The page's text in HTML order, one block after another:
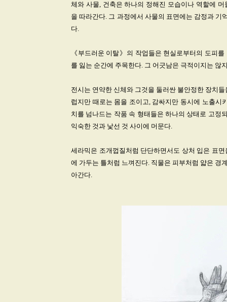
체와 사물, 건축은 하나의 정해진 모습이나 역할에
을 따라간다. 그 과정에서 사물의 표면에는 감정과 기
다.
《부드러운 이탈》의 작업들은 현실로부터의 도피
를 잃는 순간에 주목한다. 그 어긋남은 극적이지는 않
전시는 연약한 신체와 그것을 둘러싼 불안정한 장치
럽지만 때로는 몸을 조이고, 감싸지만 동시에 노출시
치를 넘나드는 작품 속 형태들은 하나의 상태로 고정
익숙한 것과 낯선 것 사이에 머문다.
세라믹은 조개껍질처럼 단단하면서도 상처 입은 표
에 가두는 틀처럼 느껴진다. 직물은 피부처럼 얇은 경
아간다.